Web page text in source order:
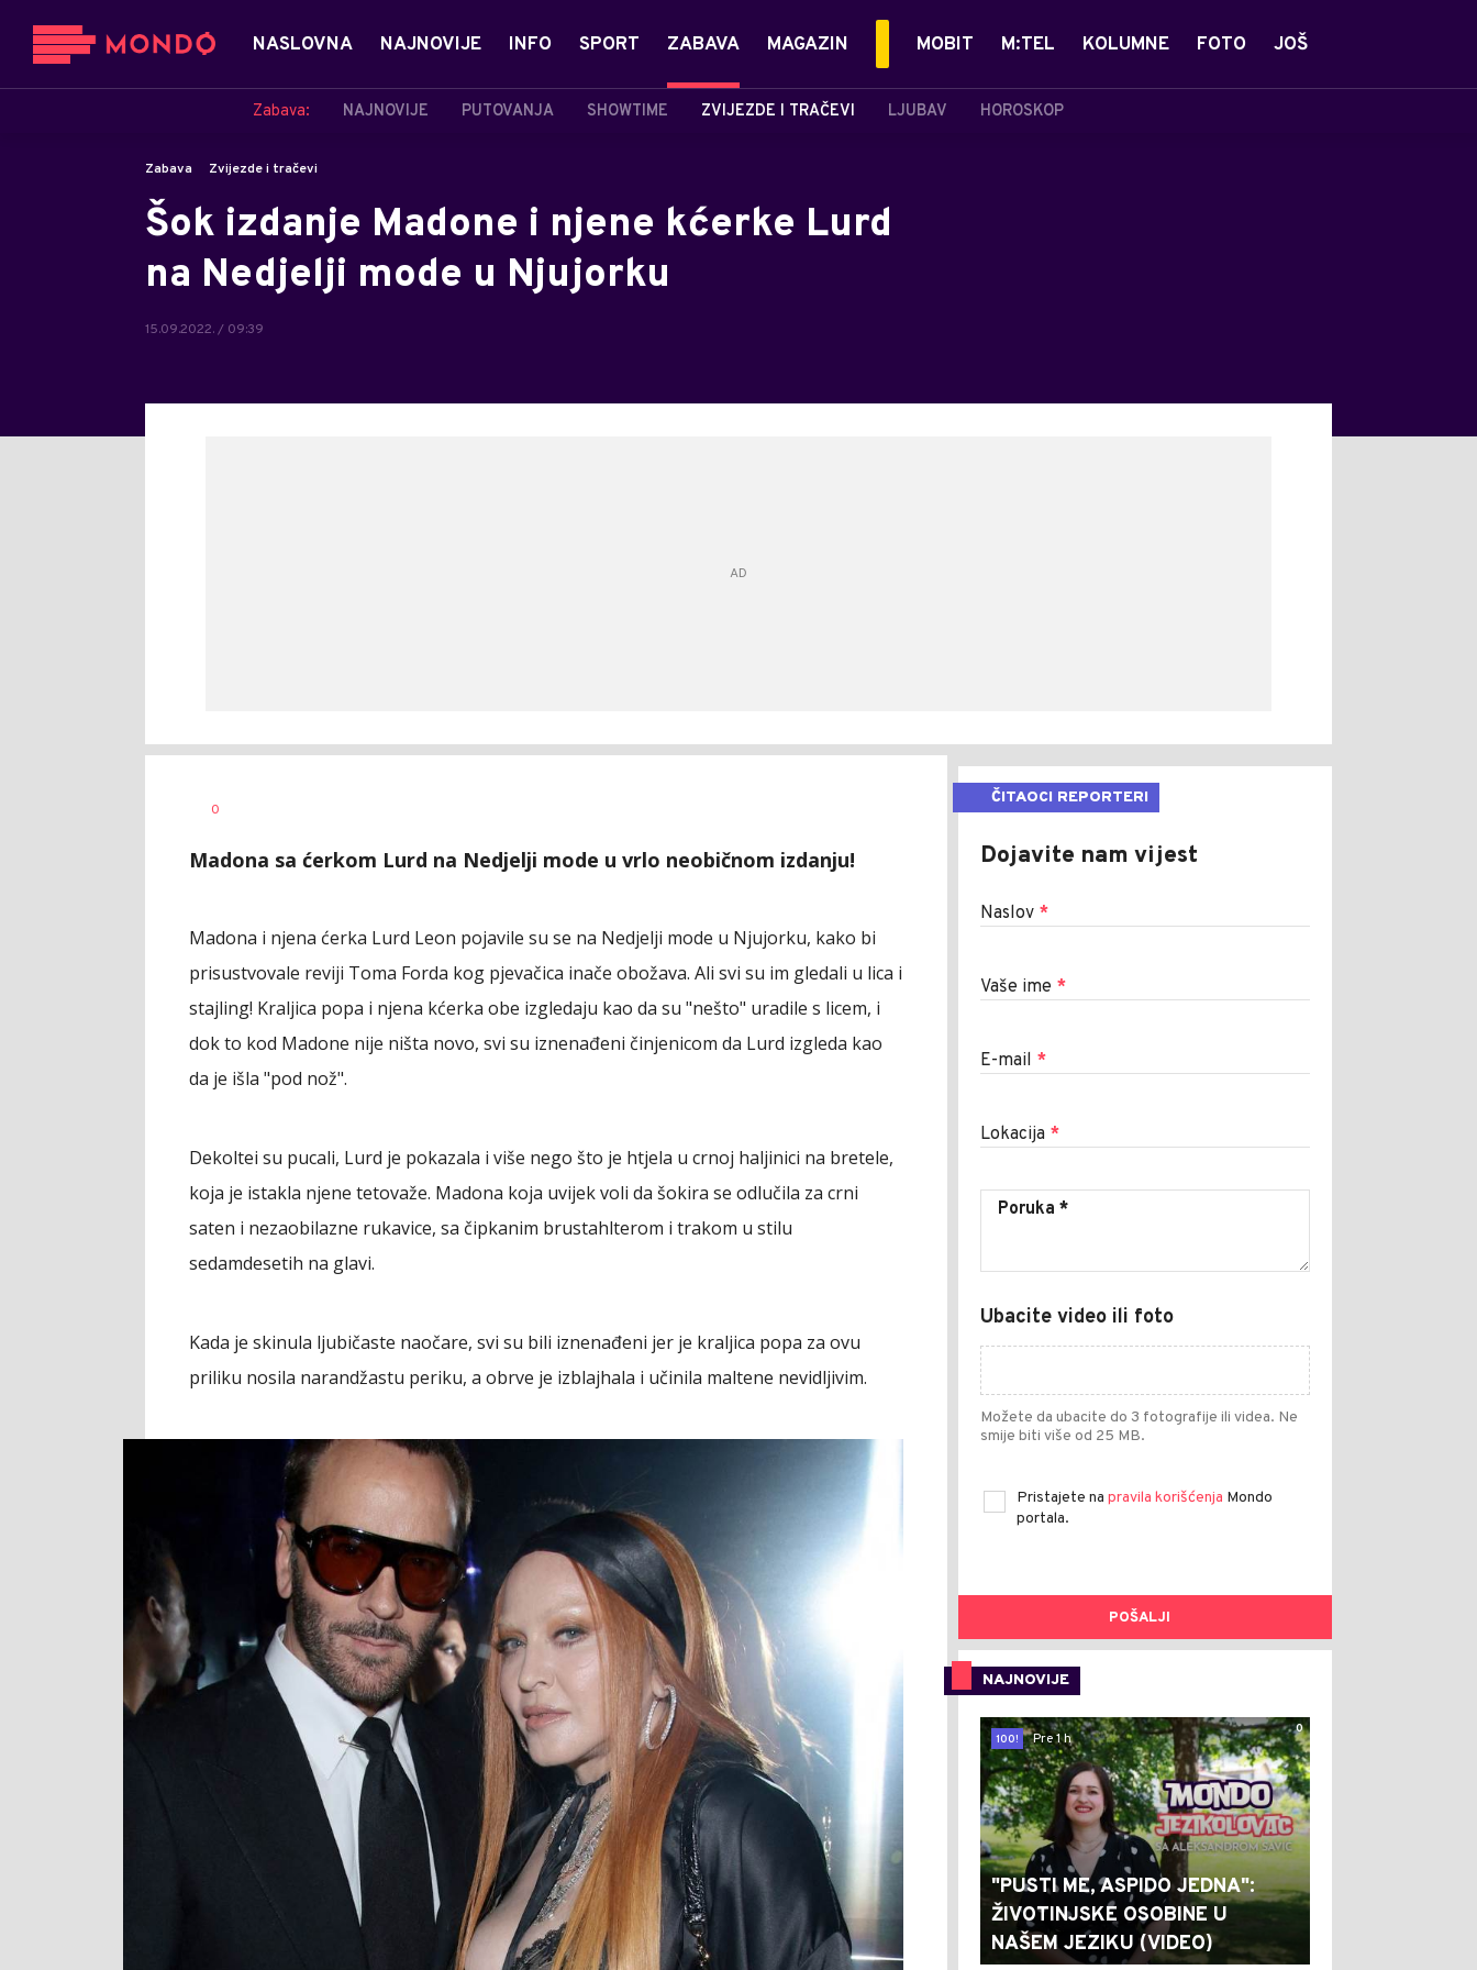
NASLOVNA NAJNOVIJE INFO SPORT ZABAVA
Zabava: NAJNOVIJE PUTOVANJA SHOWTIME ZVIJEZDE I TRAČEVI LJUBAV HOROSKOP
MAGAZIN MOBIT M:TEL KOLUMNE FOTO JOŠ
Zabava Zvijezde i tračevi
Šok izdanje Madone i njene kćerke Lurd
na Nedjelji mode u Njujorku
15.09.2022. / 09:39
AUTOR
0
Madona sa ćerkom Lurd na Nedjelji mode u vrlo neobičnom izdanju!
Madona i njena ćerka Lurd Leon pojavile su se na Nedjelji mode u Njujorku, kako bi
prisustvovale reviji Toma Forda kog pjevačica inače obožava. Ali svi su im gledali u lica i
stajling! Kraljica popa i njena kćerka obe izgledaju kao da su "nešto" uradile s licem, i
dok to kod Madone nije ništa novo, svi su iznenađeni činjenicom da Lurd izgleda kao
da je išla "pod nož".
Dekoltei su pucali, Lurd je pokazala i više nego što je htjela u crnoj haljinici na bretele,
koja je istakla njene tetovaže. Madona koja uvijek voli da šokira se odlučila za crni
saten i nezaobilazne rukavice, sa čipkanim brustahlterom i trakom u stilu
sedamdesetih na glavi.
Kada je skinula ljubičaste naočare, svi su bili iznenađeni jer je kraljica popa za ovu
priliku nosila narandžastu periku, a obrve je izblajhala i učinila maltene nevidljivim.
ČITAOCI REPORTERI
Dojavite nam vijest
Naslov *
Vaše ime *
E-mail *
Lokacija *
Ubacite video ili foto
Možete da ubacite do 3 fotografije ili videa. Ne
smije biti više od 25 MB.
Pristajete na pravila korišćenja Mondo
portala.
POŠALJI
NAJNOVIJE
0
100!
Pre 1 h
"PUSTI ME, ASPIDO JEDNA":
ŽIVOTINJSKE OSOBINE U
NAŠEM JEZIKU (VIDEO)